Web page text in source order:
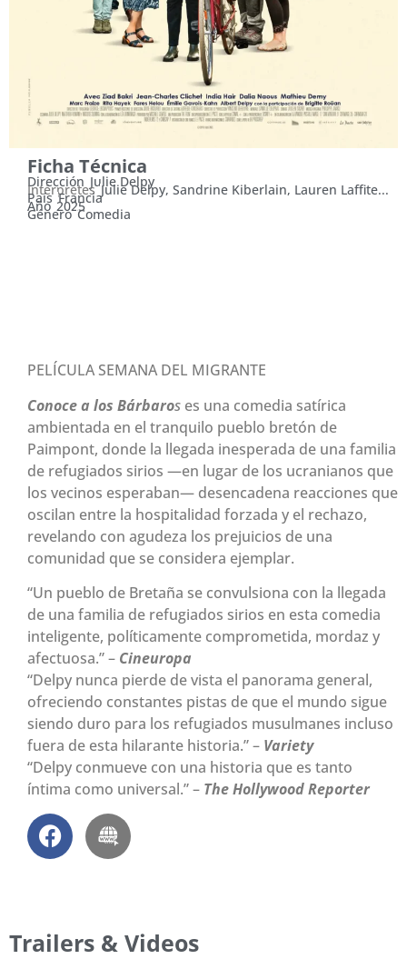
Ficha Técnica
Dirección Julie Delpy
Intérpretes Julie Delpy, Sandrine Kiberlain, Lauren Laffite...
País Francia
Año 2025
Género Comedia
PELÍCULA SEMANA DEL MIGRANTE
Conoce a los Bárbaros es una comedia satírica
ambientada en el tranquilo pueblo bretón de
Paimpont, donde la llegada inesperada de una familia
de refugiados sirios —en lugar de los ucranianos que
los vecinos esperaban— desencadena reacciones que
oscilan entre la hospitalidad forzada y el rechazo,
revelando con agudeza los prejuicios de una
comunidad que se considera ejemplar.
“Un pueblo de Bretaña se convulsiona con la llegada
de una familia de refugiados sirios en esta comedia
inteligente, políticamente comprometida, mordaz y
afectuosa.” – Cineuropa
“Delpy nunca pierde de vista el panorama general,
ofreciendo constantes pistas de que el mundo sigue
siendo duro para los refugiados musulmanes incluso
fuera de esta hilarante historia.” – Variety
“Delpy conmueve con una historia que es tanto
íntima como universal.” – The Hollywood Reporter
Trailers & Videos